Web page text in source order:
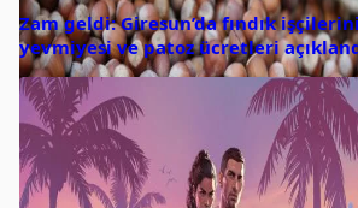
Zam geldi: Giresun’da fındık
yevmiyesi ve patoz ücretleri